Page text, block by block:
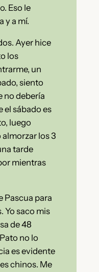
Eso le
y a mí.
Ayer hice
los
un
siento
no debería
el sábado es
luego
los 3
tarde
mientras
Pascua para
Yo saco mis
de 48
no lo
es evidente
chinos. Me